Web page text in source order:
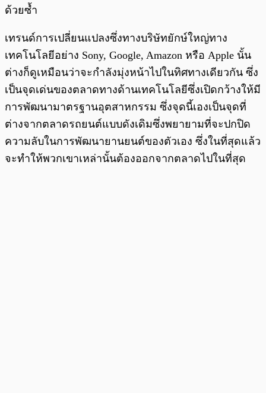
ด้วยซ้ำ
เทรนด์การเปลี่ยนแปลงซึ่งทางบริษัทยักษ์ใหญ่ทาง
เทคโนโลยีอย่าง Sony, Google, Amazon หรือ Apple นั้น
ต่างก็ดูเหมือนว่าจะกำลังมุ่งหน้าไปในทิศทางเดียวกัน ซึ่ง
เป็นจุดเด่นของตลาดทางด้านเทคโนโลยีซึ่งเปิดกว้างให้มี
การพัฒนามาตรฐานอุตสาหกรรม ซึ่งจุดนี้เองเป็นจุดที่
ต่างจากตลาดรถยนต์แบบดังเดิมซึ่งพยายามที่จะปกปิด
ความลับในการพัฒนายานยนต์ของตัวเอง ซึ่งในที่สุดแล้ว
จะทำให้พวกเขาเหล่านั้นต้องออกจากตลาดไปในที่สุด